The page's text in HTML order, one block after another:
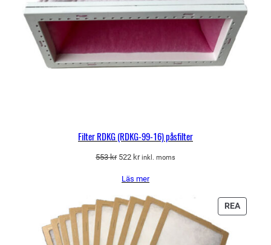
Filter RDKG (RDKG-99-16) påsfilter
553kr Det
priset
553 kr.
522 krDet
priset
522 kr.
inkl. moms
Läs mer
REA
PÅ